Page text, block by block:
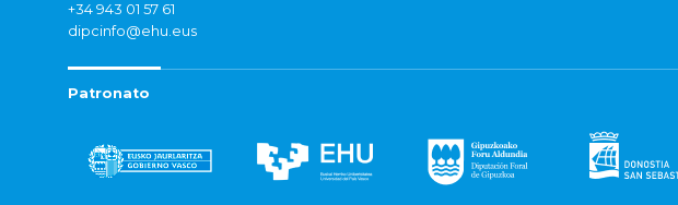
+34 943 01 57 61
dipcinfo@ehu.eus
Patronato